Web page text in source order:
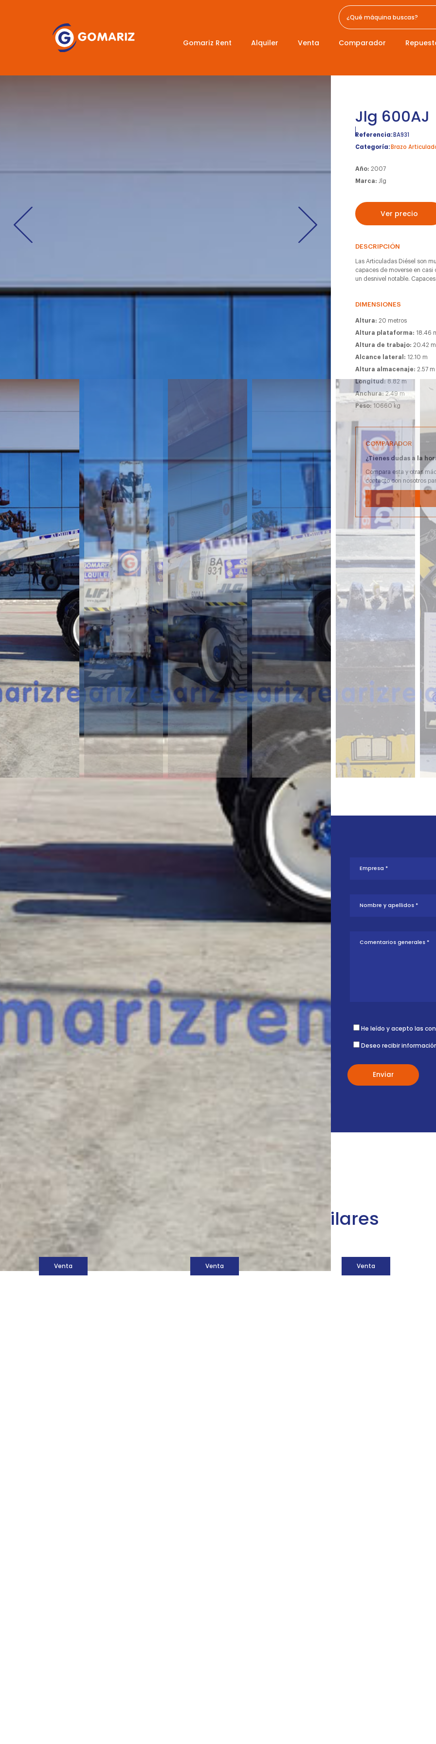
Gomariz Rent Alquiler Venta Comparador
Jlg 600AJ
Referencia:BA931
Categoría:Brazo
Año:2007
Marca:Jlg
Ver precio
DESCRIPCIÓN
Las Articuladas Diésel son
capaces de moverse en casi
un desnivel notable.
DIMENSIONES
Altura:20 metros
Altura plataforma: 18.46
Altura de trabajo:20.42 m
Alcance lateral: 12.10 m
Altura almacenaje:2.57 m
Longitud: 8.82 m
Anchura:2.49 m
Peso: 10660 kg
COMPARADOR
¿Tienes dudas a la
Compara esta y otras
contacto con nosotros
esta máquina?
Rellena este formulario y recibiremos tu solicitud sobre esta
máquina para ponernos en contacto directo contigo.
Jlg 600AJ
He leído y acepto las
Deseo recibir
Máquinas similares
Venta Venta Venta